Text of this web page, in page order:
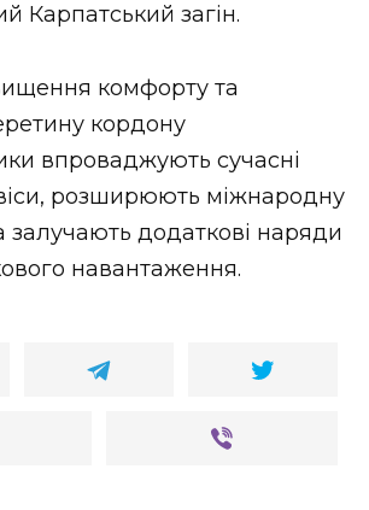
Карпатський загін.
комфорту та
кордону
впроваджують сучасні
розширюють міжнародну
залучають додаткові наряди
навантаження.